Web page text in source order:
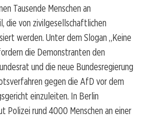
Tausende Menschen an
die von zivilgesellschaftlichen
werden. Unter dem Slogan „Keine
die Demonstranten den
und die neue Bundesregierung
gegen die AfD vor dem
einzuleiten. In Berlin
Polizei rund 4000 Menschen an einer